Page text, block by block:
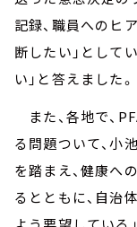
記録、職員へのヒ
断したい」として
い」と答えました。
また、各地で、
る問題ついて、小
を踏まえ、健康へ
るとともに、自治